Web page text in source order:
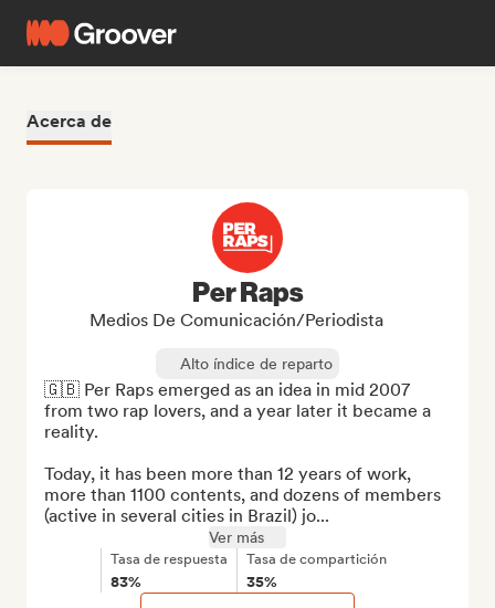
Acerca de
Per Raps
Medios De Comunicación/Periodista
Alto índice de reparto
🇬🇧 Per Raps emerged as an idea in mid 2007
from two rap lovers, and a year later it became a
reality.
Today, it has been more than 12 years of work,
more than 1100 contents, and dozens of members
(active in several cities in Brazil) jo...
Ver más
Tasa de respuesta
83%
Tasa de compartición
35%